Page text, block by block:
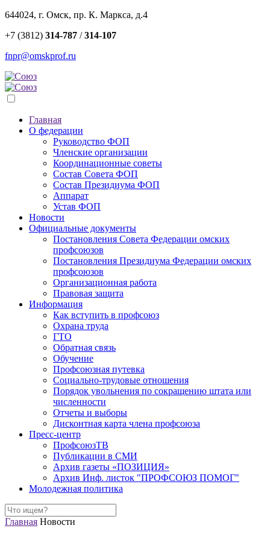
644024, г. Омск, пр. К. Маркса, д.4
+7 (3812) 314-787 /314-107
fnpr@omskprof.ru
Главная
О федерации
Руководство ФОП
Членские организации
Координационные советы
Состав Совета ФОП
Состав Президиума ФОП
Аппарат
Устав ФОП
Новости
Официальные документы
Постановления Совета Федерации омских
профсоюзов
Постановления Президиума Федерации омских
профсоюзов
Организационная работа
Правовая защита
Информация
Как вступить в профсоюз
Охрана труда
ГТО
Обратная связь
Обучение
Профсоюзная путевка
Социально-трудовые отношения
Порядок увольнения по сокращению штата или
численности
Отчеты и выборы
Дисконтная карта члена профсоюза
Пресс-центр
ПрофсоюзТВ
Публикации в СМИ
Архив газеты «ПОЗИЦИЯ»
Архив Инф. листок "ПРОФСОЮЗ ПОМОГ"
Молодежная политика
Главная Новости